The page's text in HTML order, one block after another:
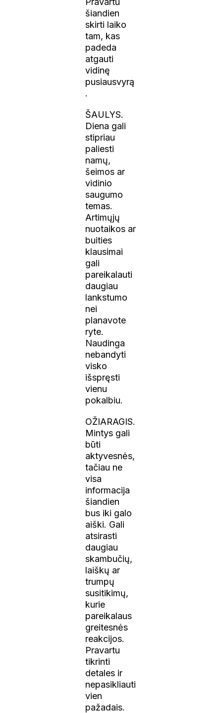
šiandien
skirti laiko
tam, kas
padeda
atgauti
vidinę
pusiausvyrą
.
ŠAULYS.
Diena gali
stipriau
paliesti
namų,
šeimos ar
vidinio
saugumo
temas.
Artimųjų
nuotaikos ar
buities
klausimai
gali
pareikalauti
daugiau
lankstumo
nei
planavote
ryte.
Naudinga
nebandyti
visko
išspręsti
vienu
pokalbiu.
OŽIARAGIS.
Mintys gali
būti
aktyvesnės,
tačiau ne
visa
informacija
šiandien
bus iki galo
aiški. Gali
atsirasti
daugiau
skambučių,
laiškų ar
trumpų
susitikimų,
kurie
pareikalaus
greitesnės
reakcijos.
Pravartu
tikrinti
detales ir
nepasikliauti
vien
pažadais.